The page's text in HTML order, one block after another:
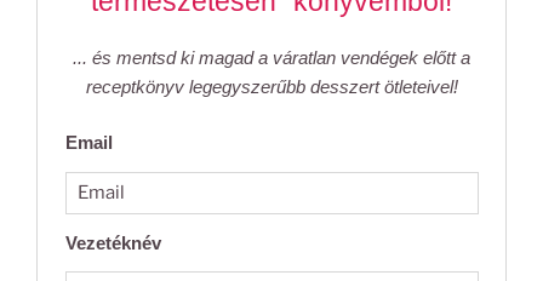
... és mentsd ki magad a váratlan vendégek előtt a
receptkönyv legegyszerűbb desszert ötleteivel!
Email
Vezetéknév